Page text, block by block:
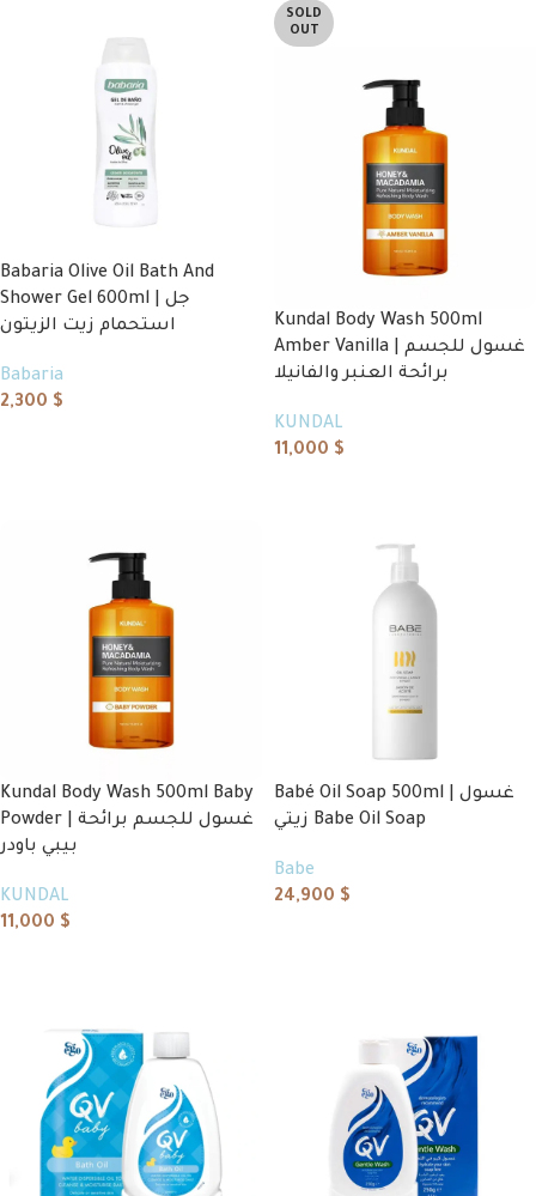
Babaria Olive Oil Bath And
Shower Gel 600ml | جل
استحمام زيت الزيتون
Babaria
2,300 $
SOLD
OUT
Kundal Body Wash 500ml
Amber Vanilla | غسول للجسم
برائحة العنبر والفانيلا
KUNDAL
11,000 $
Kundal Body Wash 500ml Baby
Powder | غسول للجسم برائحة
بيبي باودر
KUNDAL
11,000 $
Babé Oil Soap 500ml | غسول
زيتي Babe Oil Soap
Babe
24,900 $